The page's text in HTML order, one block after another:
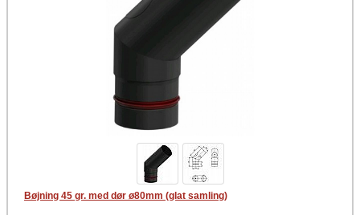
Bøjning 45 gr. med dør ø80mm (glat samling)